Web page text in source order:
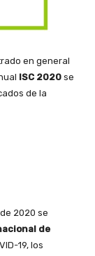
en general
ISC 2020 se
de la
2020 se
de
19, los